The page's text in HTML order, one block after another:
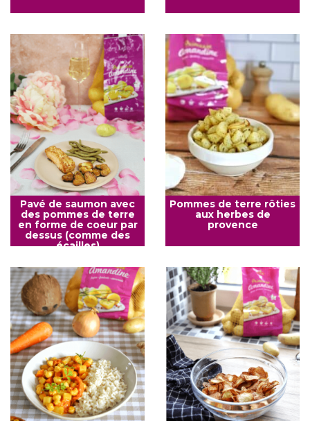
Pavé de saumon avec
des pommes de terre
en forme de coeur par
dessus (comme des
écailles)
Pommes de terre rôties
aux herbes de
provence